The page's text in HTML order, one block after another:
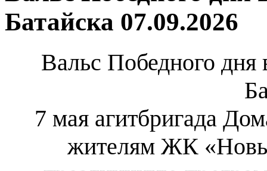
Батайска 07.09.2026
Вальс Победного дня
7 мая агитбригада
жителям ЖК